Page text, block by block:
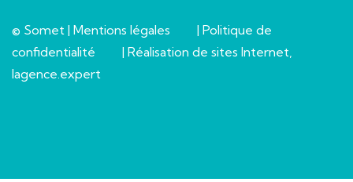
© Somet | Mentions légales | Politique de
confidentialité
| Réalisation de sites Internet,
lagence.expert